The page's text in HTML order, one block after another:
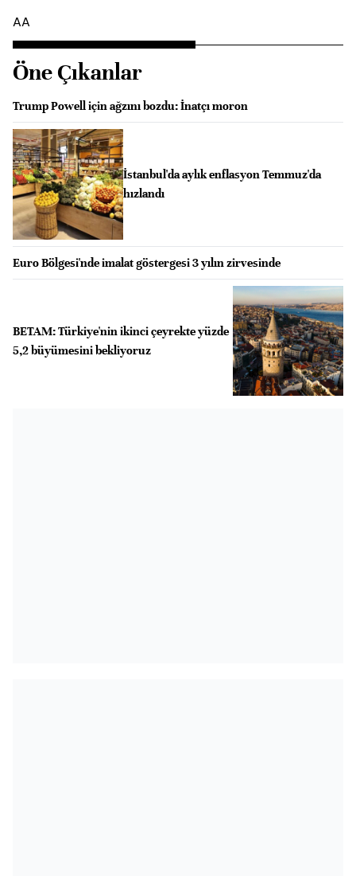
AA
Öne Çıkanlar
Trump Powell için ağzını bozdu: İnatçı moron
İstanbul'da aylık enflasyon Temmuz'da
hızlandı
Euro Bölgesi'nde imalat göstergesi 3 yılın zirvesinde
BETAM: Türkiye'nin ikinci çeyrekte yüzde
5,2 büyümesini bekliyoruz